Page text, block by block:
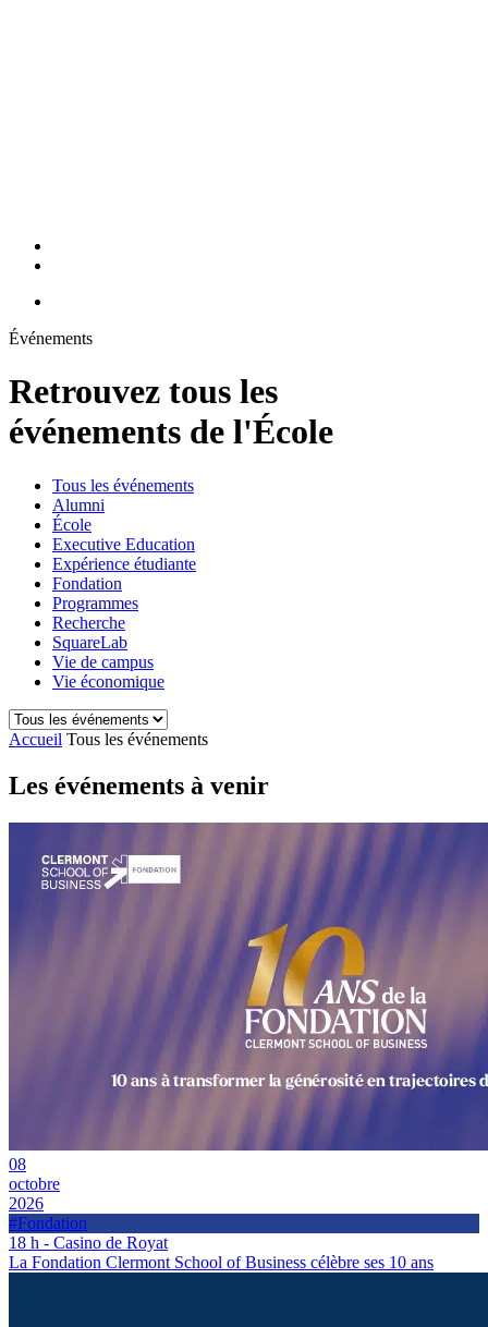
Événements
Retrouvez tous les
événements de l'École
Tous les événements
Alumni
École
Executive Education
Expérience étudiante
Fondation
Programmes
Recherche
SquareLab
Vie de campus
Vie économique
Accueil Tous les événements
Les événements à venir
08
octobre
2026
#Fondation
18 h - Casino de Royat
La Fondation Clermont School of Business célèbre ses 10 ans